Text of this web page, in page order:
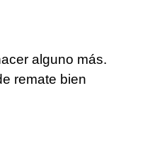
alguno más.
remate bien